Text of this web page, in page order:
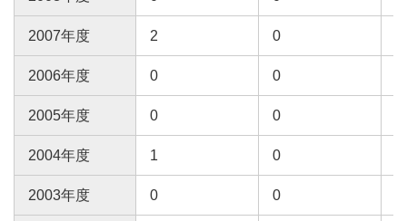
2007年度 2 0
2006年度 0 0
2005年度 0 0
2004年度 1 0
2003年度 0 0